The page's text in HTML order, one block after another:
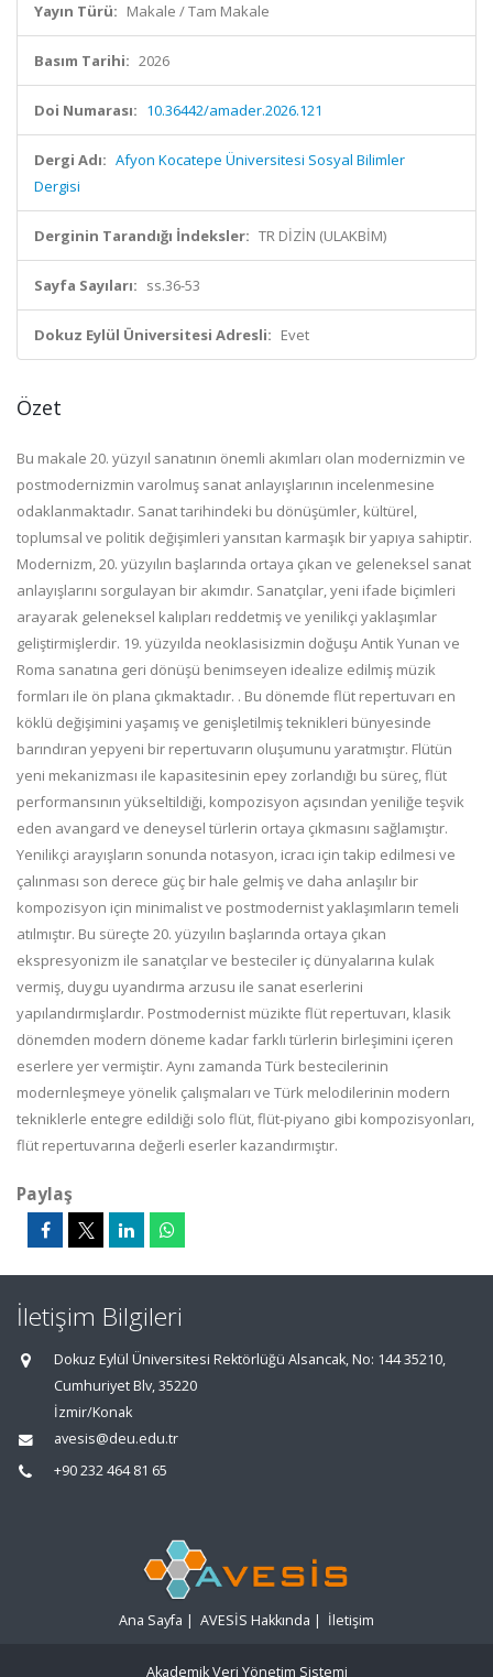
Yayın Türü: Makale / Tam Makale
Basım Tarihi: 2026
Doi Numarası: 10.36442/amader.2026.121
Dergi Adı: Afyon Kocatepe Üniversitesi Sosyal Bilimler
Dergisi
Derginin Tarandığı İndeksler: TR DİZİN (ULAKBİM)
Sayfa Sayıları: ss.36-53
Dokuz Eylül Üniversitesi Adresli: Evet
Özet
Bu makale 20. yüzyıl sanatının önemli akımları olan modernizmin ve
postmodernizmin varolmuş sanat anlayışlarının incelenmesine
odaklanmaktadır. Sanat tarihindeki bu dönüşümler, kültürel,
toplumsal ve politik değişimleri yansıtan karmaşık bir yapıya sahiptir.
Modernizm, 20. yüzyılın başlarında ortaya çıkan ve geleneksel sanat
anlayışlarını sorgulayan bir akımdır. Sanatçılar, yeni ifade biçimleri
arayarak geleneksel kalıpları reddetmiş ve yenilikçi yaklaşımlar
geliştirmişlerdir. 19. yüzyılda neoklasisizmin doğuşu Antik Yunan ve
Roma sanatına geri dönüşü benimseyen idealize edilmiş müzik
formları ile ön plana çıkmaktadır. . Bu dönemde flüt repertuvarı en
köklü değişimini yaşamış ve genişletilmiş teknikleri bünyesinde
barındıran yepyeni bir repertuvarın oluşumunu yaratmıştır. Flütün
yeni mekanizması ile kapasitesinin epey zorlandığı bu süreç, flüt
performansının yükseltildiği, kompozisyon açısından yeniliğe teşvik
eden avangard ve deneysel türlerin ortaya çıkmasını sağlamıştır.
Yenilikçi arayışların sonunda notasyon, icracı için takip edilmesi ve
çalınması son derece güç bir hale gelmiş ve daha anlaşılır bir
kompozisyon için minimalist ve postmodernist yaklaşımların temeli
atılmıştır. Bu süreçte 20. yüzyılın başlarında ortaya çıkan
ekspresyonizm ile sanatçılar ve besteciler iç dünyalarına kulak
vermiş, duygu uyandırma arzusu ile sanat eserlerini
yapılandırmışlardır. Postmodernist müzikte flüt repertuvarı, klasik
dönemden modern döneme kadar farklı türlerin birleşimini içeren
eserlere yer vermiştir. Aynı zamanda Türk bestecilerinin
modernleşmeye yönelik çalışmaları ve Türk melodilerinin modern
tekniklerle entegre edildiği solo flüt, flüt-piyano gibi kompozisyonları,
flüt repertuvarına değerli eserler kazandırmıştır.
Paylaş
İletişim Bilgileri
Dokuz Eylül Üniversitesi Rektörlüğü Alsancak, No: 144 35210,
Cumhuriyet Blv, 35220
İzmir/Konak
avesis@deu.edu.tr
+90 232 464 81 65
Ana Sayfa | AVESİS Hakkında | İletişim
Akademik Veri Yönetim Sistemi